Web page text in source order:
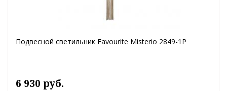
Подвесной светильник Favourite Misterio 2849-1P
6 930 руб.